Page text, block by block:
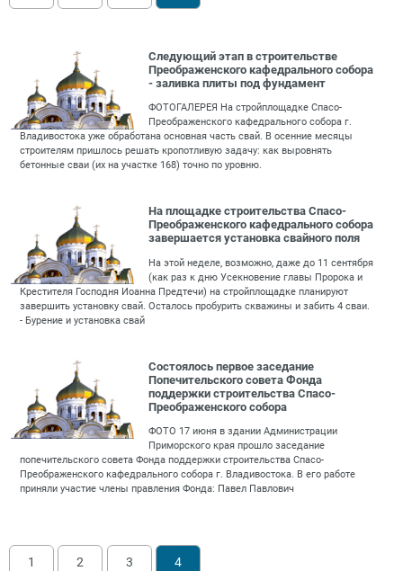
Следующий этап в строительстве
Преображенского кафедрального собора
- заливка плиты под фундамент
ФОТОГАЛЕРЕЯ На стройплощадке Спасо-
Преображенского кафедрального собора г.
Владивостока уже обработана основная часть свай. В осенние месяцы
строителям пришлось решать кропотливую задачу: как выровнять
бетонные сваи (их на участке 168) точно по уровню.
На площадке строительства Спасо-
Преображенского кафедрального собора
завершается установка свайного поля
На этой неделе, возможно, даже до 11 сентября
(как раз к дню Усекновение главы Пророка и
Крестителя Господня Иоанна Предтечи) на стройплощадке планируют
завершить установку свай. Осталось пробурить скважины и забить 4 сваи.
- Бурение и установка свай
Состоялось первое заседание
Попечительского совета Фонда
поддержки строительства Спасо-
Преображенского собора
ФОТО 17 июня в здании Администрации
Приморского края прошло заседание
попечительского совета Фонда поддержки строительства Спасо-
Преображенского кафедрального собора г. Владивостока. В его работе
приняли участие члены правления Фонда: Павел Павлович
1 2 3 4